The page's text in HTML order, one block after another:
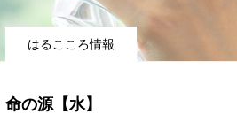
はるこころ情報
命の源【水】